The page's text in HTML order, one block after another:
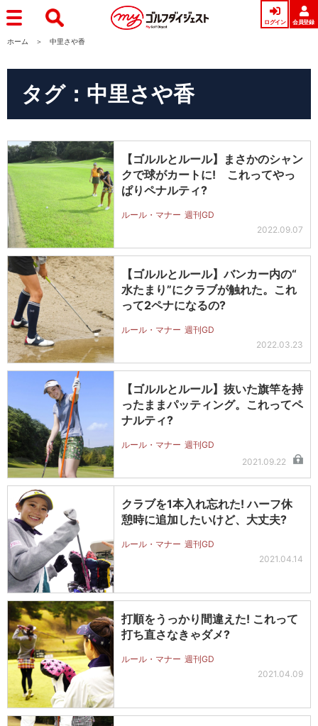
ログイン 会員登録
ホーム 中里さや香
タグ：中里さや香
【ゴルルとルール】まさかのシャン
クで球がカートに! これってやっ
ぱりペナルティ?
ルール・マナー 週刊GD
2022.09.07
【ゴルルとルール】バンカー内の“
水たまり”にクラブが触れた。これ
って2ペナになるの?
ルール・マナー 週刊GD
2022.03.23
【ゴルルとルール】抜いた旗竿を持
ったままパッティング。これってペ
ナルティ?
ルール・マナー 週刊GD
2021.09.22
クラブを1本入れ忘れた! ハーフ休
憩時に追加したいけど、大丈夫?
ルール・マナー 週刊GD
2021.04.14
打順をうっかり間違えた! これって
打ち直さなきゃダメ?
ルール・マナー 週刊GD
2021.04.09